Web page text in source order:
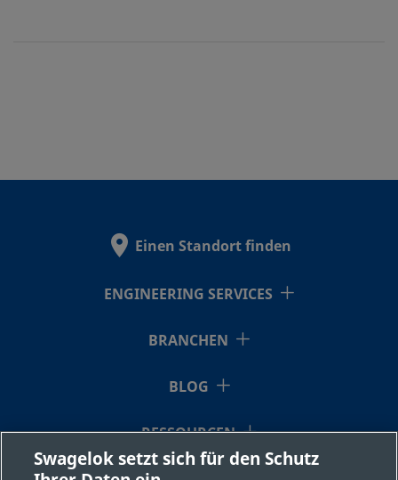
Einen Standort finden
ENGINEERING SERVICES
BRANCHEN
BLOG
RESSOURCEN
Swagelok setzt sich für den Schutz